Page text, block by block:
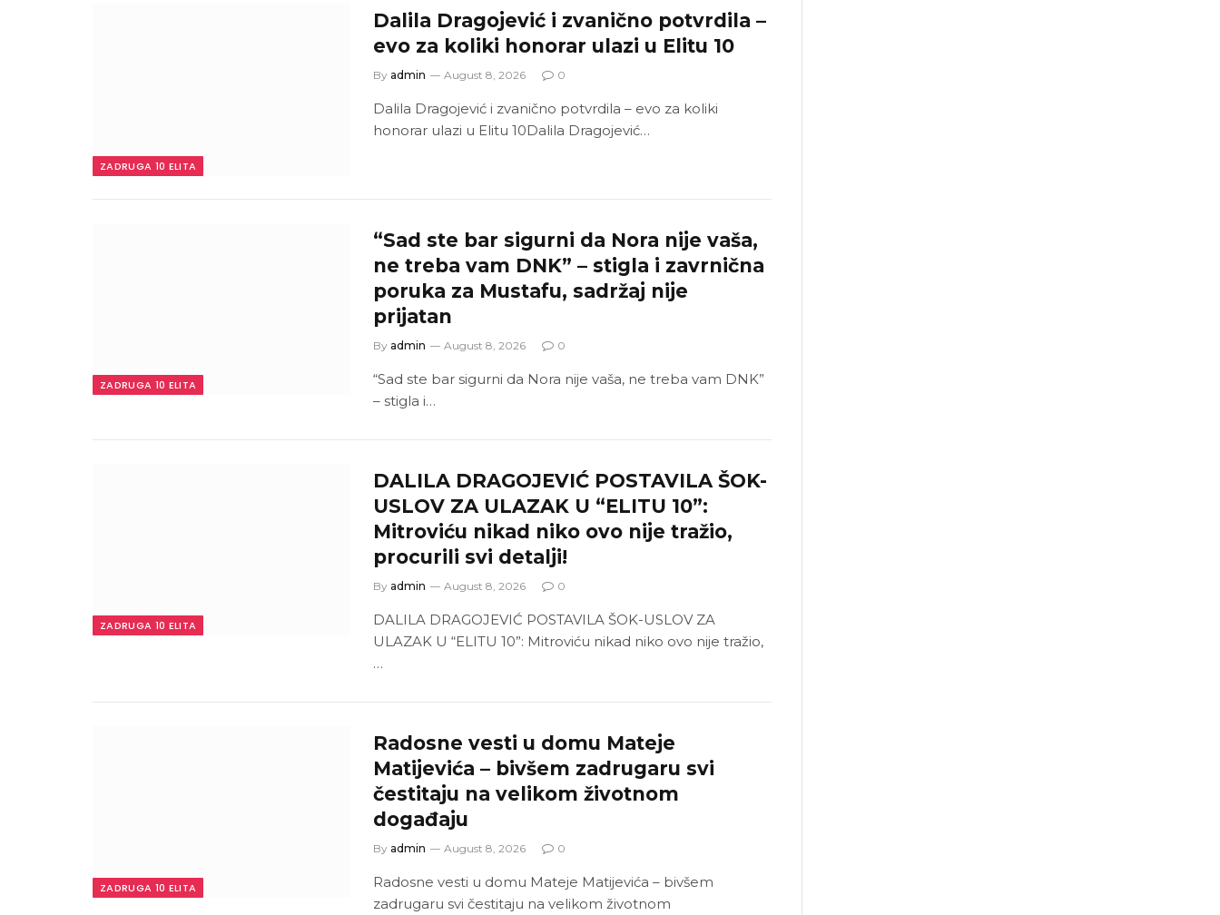
ZADRUGA 10 ELITA
Dalila Dragojević i zvanično potvrdila –
evo za koliki honorar ulazi u Elitu 10
By admin August 8, 2026 0
Dalila Dragojević i zvanično potvrdila – evo za koliki
honorar ulazi u Elitu 10Dalila Dragojević…
ZADRUGA 10 ELITA
“Sad ste bar sigurni da Nora nije vaša,
ne treba vam DNK” – stigla i zavrnična
poruka za Mustafu, sadržaj nije
prijatan
By admin August 8, 2026 0
“Sad ste bar sigurni da Nora nije vaša, ne treba vam DNK”
– stigla i…
ZADRUGA 10 ELITA
DALILA DRAGOJEVIĆ POSTAVILA ŠOK-
USLOV ZA ULAZAK U “ELITU 10”:
Mitroviću nikad niko ovo nije tražio,
procurili svi detalji!
By admin August 8, 2026 0
DALILA DRAGOJEVIĆ POSTAVILA ŠOK-USLOV ZA
ULAZAK U “ELITU 10”: Mitroviću nikad niko ovo nije tražio,
…
ZADRUGA 10 ELITA
Radosne vesti u domu Mateje
Matijevića – bivšem zadrugaru svi
čestitaju na velikom životnom
događaju
By admin August 8, 2026 0
Radosne vesti u domu Mateje Matijevića – bivšem
zadrugaru svi čestitaju na velikom životnom